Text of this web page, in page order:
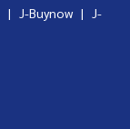
| J-Buynow | J-